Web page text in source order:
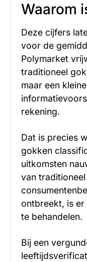
Waarom
Deze cijfers
voor de
Polymarket
traditioneel
maar een
rekening.
Dat is precies
gokken
uitkomsten
van
ontbreekt, is er
te behandelen.
Bij een